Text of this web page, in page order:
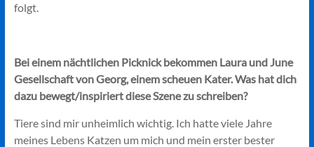
folgt.
Bei einem nächtlichen Picknick bekommen Laura und June
Gesellschaft von Georg, einem scheuen Kater. Was hat dich
dazu bewegt/inspiriert diese Szene zu schreiben?
Tiere sind mir unheimlich wichtig. Ich hatte viele Jahre
meines Lebens Katzen um mich und mein erster bester